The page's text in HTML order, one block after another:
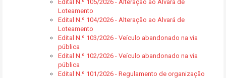
Edital N.º 105/2026 - Alteração ao Alvará de
Loteamento
Edital N.º 104/2026 - Alteração ao Alvará de
Loteamento
Edital N.º 103/2026 - Veículo abandonado na via
pública
Edital N.º 102/2026 - Veículo abandonado na via
pública
Edital N.º 101/2026 - Regulamento de organização